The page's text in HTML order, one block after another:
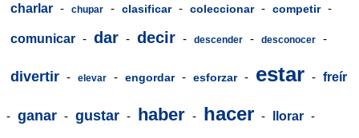
charlar - chupar - clasificar - coleccionar - competir -
comunicar - dar - decir - descender - desconocer -
divertir - elevar - engordar - esforzar - estar - freír
- ganar - gustar - haber - hacer - llorar -